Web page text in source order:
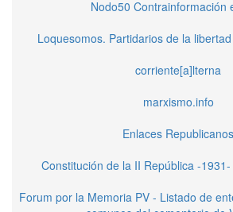
Nodo50 Contrainformación
Loquesomos. Partidarios de la
corriente[a]lterna
marxismo.info
Enlaces Republicanos
Constitución de la II República -
Forum por la Memoria PV - Listado de